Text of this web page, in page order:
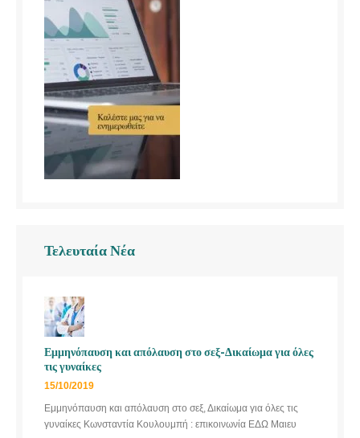
Τελευταία Νέα
Εμμηνόπαυση και απόλαυση στο σεξ-Δικαίωμα για όλες
τις γυναίκες
15/10/2019
Εμμηνόπαυση και απόλαυση στο σεξ, Δικαίωμα για όλες τις
γυναίκες Κωνσταντία Κουλουμπή : επικοινωνία ΕΔΩ Μαιευ